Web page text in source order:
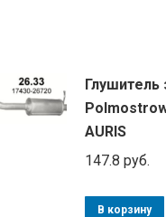
Глушитель
AURIS
147.8 руб.
В корзину